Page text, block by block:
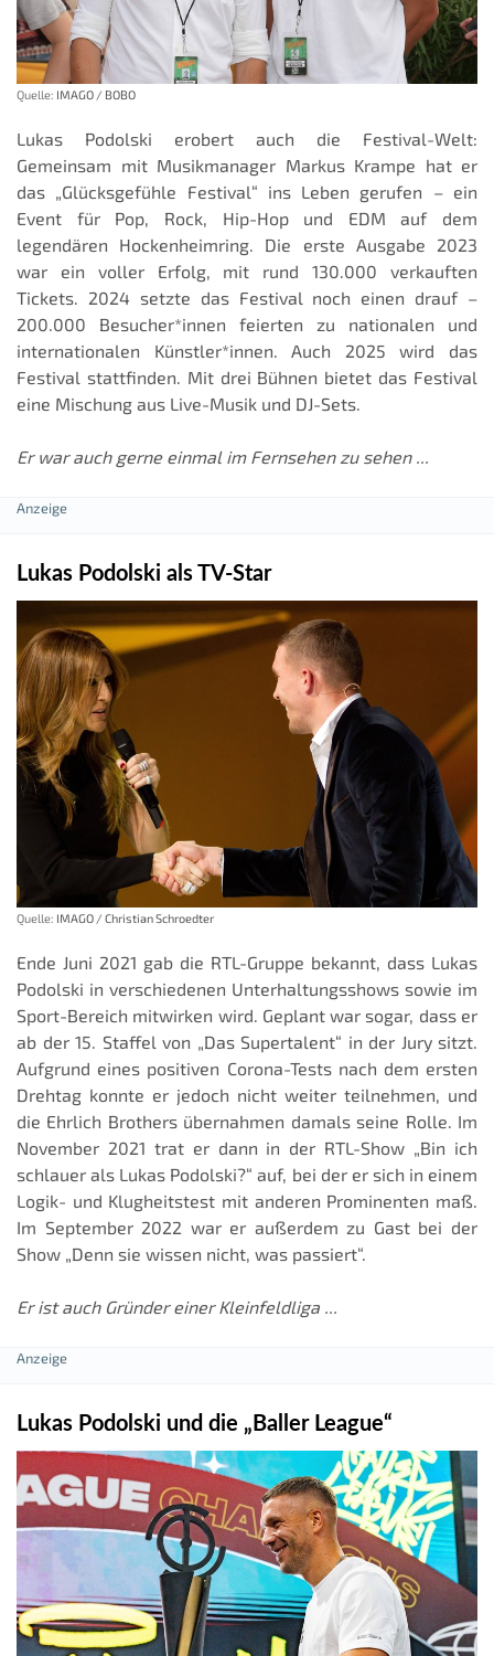
Quelle: IMAGO / BOBO
Lukas Podolski erobert auch die Festival-Welt:
Gemeinsam mit Musikmanager Markus Krampe hat er
das „Glücksgefühle Festival“ ins Leben gerufen – ein
Event für Pop, Rock, Hip-Hop und EDM auf dem
legendären Hockenheimring. Die erste Ausgabe 2023
war ein voller Erfolg, mit rund 130.000 verkauften
Tickets. 2024 setzte das Festival noch einen drauf –
200.000 Besucher*innen feierten zu nationalen und
internationalen Künstler*innen. Auch 2025 wird das
Festival stattfinden. Mit drei Bühnen bietet das Festival
eine Mischung aus Live-Musik und DJ-Sets.
Er war auch gerne einmal im Fernsehen zu sehen ...
Lukas Podolski als TV-Star
Quelle: IMAGO / Christian Schroedter
Ende Juni 2021 gab die RTL-Gruppe bekannt, dass Lukas
Podolski in verschiedenen Unterhaltungsshows sowie im
Sport-Bereich mitwirken wird. Geplant war sogar, dass er
ab der 15. Staffel von „Das Supertalent“ in der Jury sitzt.
Aufgrund eines positiven Corona-Tests nach dem ersten
Drehtag konnte er jedoch nicht weiter teilnehmen, und
die Ehrlich Brothers übernahmen damals seine Rolle. Im
November 2021 trat er dann in der RTL-Show „Bin ich
schlauer als Lukas Podolski?“ auf, bei der er sich in einem
Logik- und Klugheitstest mit anderen Prominenten maß.
Im September 2022 war er außerdem zu Gast bei der
Show „Denn sie wissen nicht, was passiert“.
Er ist auch Gründer einer Kleinfeldliga ...
Lukas Podolski und die „Baller League“